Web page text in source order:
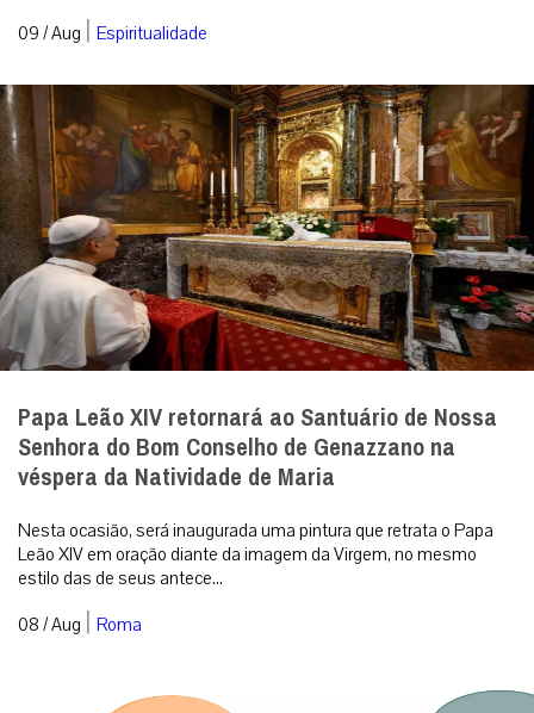
09 / Aug | Espiritualidade
Papa Leão XIV retornará ao Santuário de Nossa
Senhora do Bom Conselho de Genazzano na
véspera da Natividade de Maria
Nesta ocasião, será inaugurada uma pintura que retrata o Papa
Leão XIV em oração diante da imagem da Virgem, no mesmo
estilo das de seus antece...
08 / Aug | Roma